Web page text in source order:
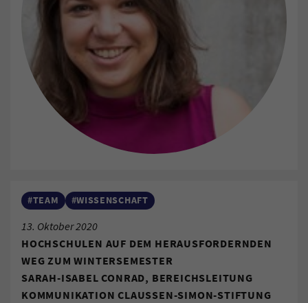
#TEAM #WISSENSCHAFT
13. Oktober 2020
HOCHSCHULEN AUF DEM HERAUSFORDERNDEN
WEG ZUM WINTERSEMESTER
SARAH-ISABEL CONRAD, BEREICHSLEITUNG
KOMMUNIKATION CLAUSSEN-SIMON-STIFTUNG